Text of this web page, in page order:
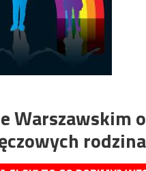
Warszawskim